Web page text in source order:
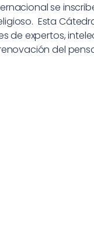
se
Esta
de expertos,
del